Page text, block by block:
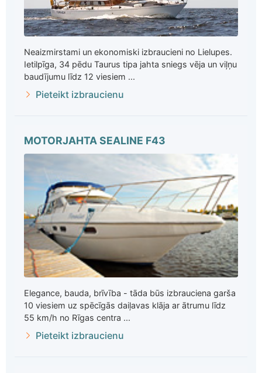
Neaizmirstami un ekonomiski izbraucieni no Lielupes.
Ietilpīga, 34 pēdu Taurus tipa jahta sniegs vēja un viļņu
baudījumu līdz 12 viesiem ...
Pieteikt izbraucienu
MOTORJAHTA SEALINE F43
Elegance, bauda, brīvība - tāda būs izbrauciena garša
10 viesiem uz spēcīgās daiļavas klāja ar ātrumu līdz
55 km/h no Rīgas centra ...
Pieteikt izbraucienu